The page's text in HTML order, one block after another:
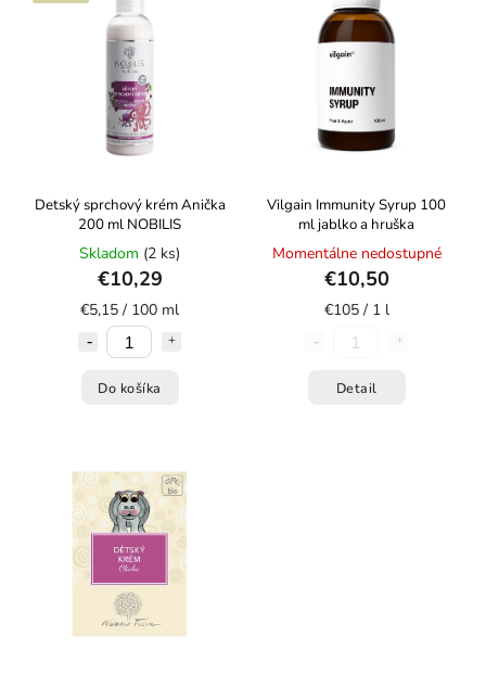
Detský sprchový krém Anička
200 ml NOBILIS
Skladom (2 ks)
€10,29
€5,15 / 100 ml
Do košíka
Vilgain Immunity Syrup 100
ml jablko a hruška
Momentálne nedostupné
€10,50
€105 / 1 l
Detail